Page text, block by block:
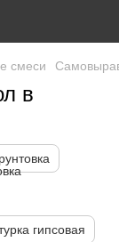
смеси
в
гипсовая